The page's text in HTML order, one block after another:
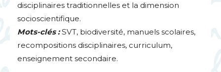
disciplinaires traditionnelles et la dimension
socioscientifique.
Mots-clés : SVT, biodiversité, manuels scolaires,
recompositions disciplinaires, curriculum,
enseignement secondaire.